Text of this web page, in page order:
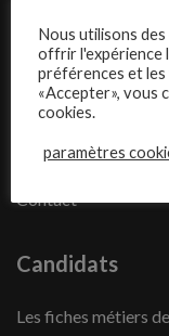
Poster une annonce
Offres d’emploi
Questions fréquentes
Blog
Contact
Candidats
Les fiches métiers
Nous utilisons
offrir l'expérience
préférences et
«Accepter», vous
cookies.
paramètres